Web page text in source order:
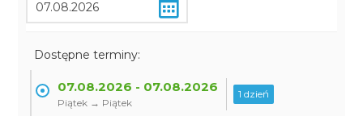
Dostępne terminy:
07.08.2026 - 07.08.2026
Piątek → Piątek
1 dzień